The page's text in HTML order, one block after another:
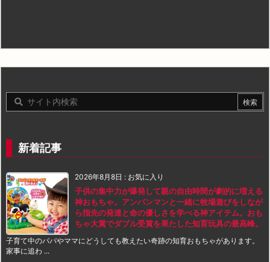
新着記事
2026年8月8日 : お気に入り
子供の集中力が爆発して親の自由時間が劇的に増える
神おもちゃ。アンパンマンと一緒に牧場遊びをしなが
ら指先の発達と命の優しさを学べる神アイテム。おも
ちゃ大賞でダブル受賞を果たした知育玩具の最高峰。
子育て中のパパやママにどうしても教えたい奇跡の知育おもちゃがあります。
家事に追わ ...